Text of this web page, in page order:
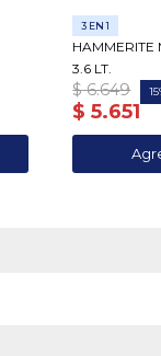
3 EN 1
HAMMERITE
3.6 LT.
$ 5.651
$ 6.649 15